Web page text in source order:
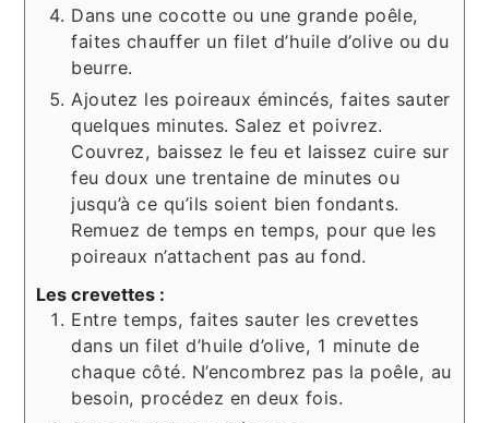
Dans une cocotte ou une grande poêle,
faites chauffer un filet d’huile d’olive ou du
beurre.
Ajoutez les poireaux émincés, faites sauter
quelques minutes. Salez et poivrez.
Couvrez, baissez le feu et laissez cuire sur
feu doux une trentaine de minutes ou
jusqu’à ce qu’ils soient bien fondants.
Remuez de temps en temps, pour que les
poireaux n’attachent pas au fond.
Les crevettes :
Entre temps, faites sauter les crevettes
dans un filet d’huile d’olive, 1 minute de
chaque côté. N’encombrez pas la poêle, au
besoin, procédez en deux fois.